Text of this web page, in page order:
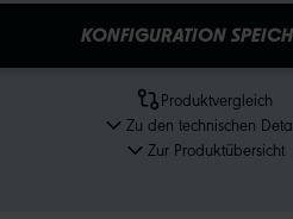
KONFIGURATION
Produktvergleich
Zu den technischen
Zur Produktübersicht